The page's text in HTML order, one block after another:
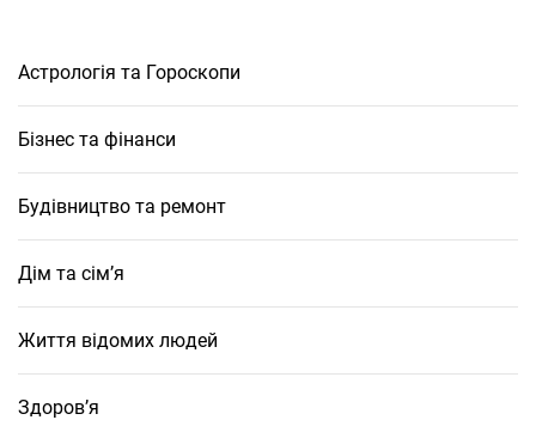
Астрологія та Гороскопи
Бізнес та фінанси
Будівництво та ремонт
Дім та сім’я
Життя відомих людей
Здоров’я